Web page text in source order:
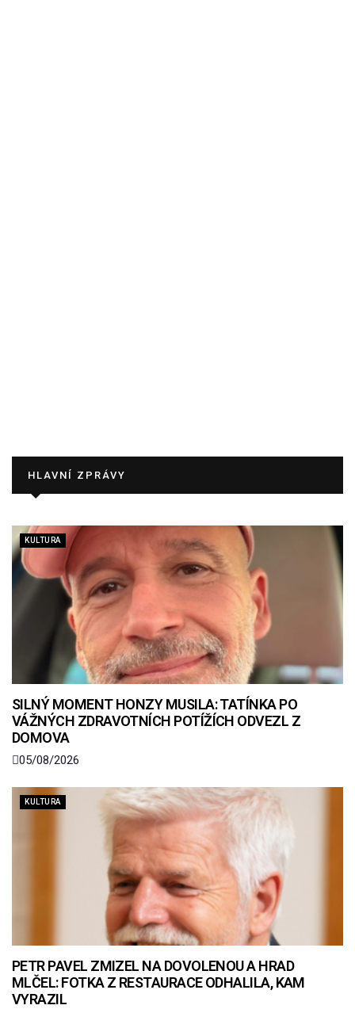
HLAVNÍ ZPRÁVY
KULTURA
SILNÝ MOMENT HONZY MUSILA: TATÍNKA PO
VÁŽNÝCH ZDRAVOTNÍCH POTÍŽÍCH ODVEZL Z
DOMOVA
05/08/2026
KULTURA
PETR PAVEL ZMIZEL NA DOVOLENOU A HRAD
MLČEL: FOTKA Z RESTAURACE ODHALILA, KAM
VYRAZIL